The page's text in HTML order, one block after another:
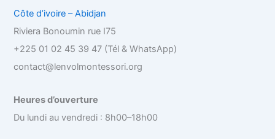
Côte d’ivoire – Abidjan
Riviera Bonoumin rue I75
+225 01 02 45 39 47 (Tél & WhatsApp)
contact@lenvolmontessori.org
Heures d’ouverture
Du lundi au vendredi : 8h00–18h00